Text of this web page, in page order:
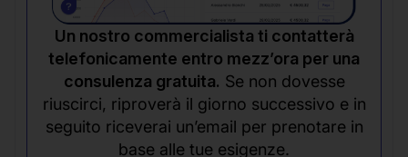
Un nostro commercialista ti contatterà
telefonicamente entro mezz’ora per una
consulenza gratuita. Se non dovesse
riuscirci, riproverà il giorno successivo e in
seguito riceverai un’email per prenotare in
base alle tue esigenze.